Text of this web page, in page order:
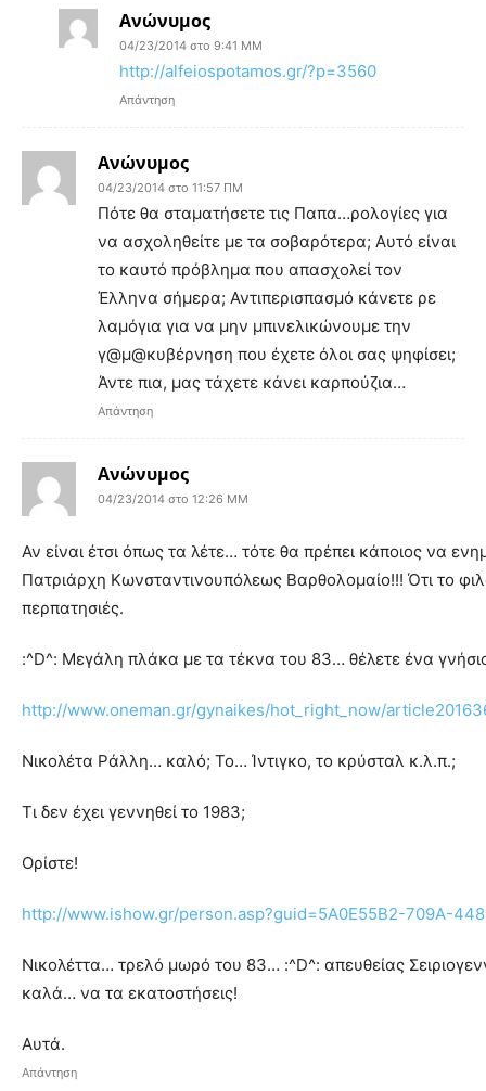
Ανώνυμος
04/23/2014 στο 9:41 ΜΜ
http://alfeiospotamos.gr/?p=3560
Απάντηση
Ανώνυμος
04/23/2014 στο 11:57 ΠΜ
Πότε θα σταματήσετε τις Παπα…ρολογίες για
να ασχοληθείτε με τα σοβαρότερα; Αυτό είναι
το καυτό πρόβλημα που απασχολεί τον
Έλληνα σήμερα; Αντιπερισπασμό κάνετε ρε
λαμόγια για να μην μπινελικώνουμε την
γ@μ@κυβέρνηση που έχετε όλοι σας ψηφίσει;
Άντε πια, μας τάχετε κάνει καρπούζια…
Απάντηση
Ανώνυμος
04/23/2014 στο 12:26 ΜΜ
Αν είναι έτσι όπως τα λέτε… τότε θα πρέπει κάποιος να
Πατριάρχη Κωνσταντινουπόλεως Βαρθολομαίο!!! Ότι το
περπατησιές.
:^D^: Μεγάλη πλάκα με τα τέκνα του 83… θέλετε ένα
http://www.oneman.gr/gynaikes/hot_right_now/
Νικολέτα Ράλλη… καλό; Το… Ίντιγκο, το κρύσταλ κ.λ.π.;
Τι δεν έχει γεννηθεί το 1983;
Ορίστε!
http://www.ishow.gr/person.asp?guid=5A0E55B2-709A-
Νικολέττα… τρελό μωρό του 83… :^D^: απευθείας
καλά… να τα εκατοστήσεις!
Αυτά.
Απάντηση